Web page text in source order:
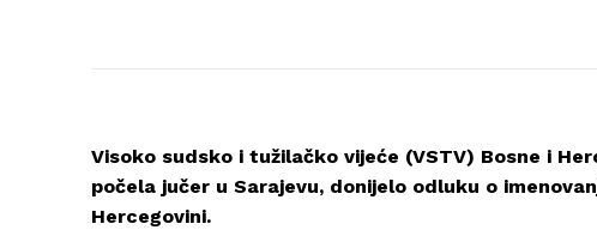
Visoko sudsko i tužilačko vijeće (VSTV) Bosne i
počela jučer u Sarajevu, donijelo odluku o
Hercegovini.